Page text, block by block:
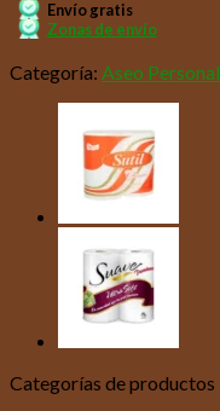
Envío gratis
Zonas de envío
Categoría: Aseo Personal
Categorías de productos